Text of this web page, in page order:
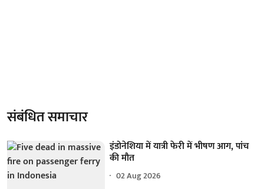
संबंधित समाचार
इंडोनेशिया में यात्री फेरी में भीषण आग, पांच
की मौत
02 Aug 2026